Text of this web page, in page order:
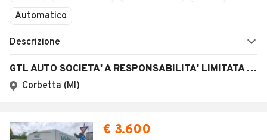
Automatico
Descrizione
GTL AUTO SOCIETA' A RESPONSABILITA' LIMITATA SEMPLIFICATA
Corbetta (MI)
€ 3.600